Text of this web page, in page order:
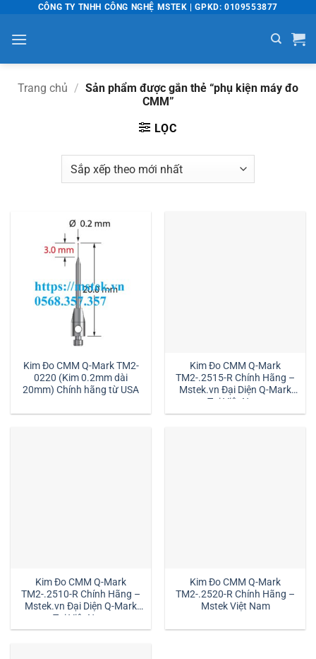
nội
dung
CÔNG TY TNHH CÔNG NGHỆ MSTEK | GPKD: 0109553877
Trang chủ / Sản phẩm được gắn thẻ “phụ kiện máy đo
CMM”
LỌC
Kim Đo CMM Q-Mark TM2-
0220 (Kim 0.2mm dài
20mm) Chính hãng từ USA
Kim Đo CMM Q-Mark
TM2-.2515-R Chính Hãng –
Mstek.vn Đại Diện Q-Mark
Tại Việt Nam
Kim Đo CMM Q-Mark
TM2-.2510-R Chính Hãng –
Mstek.vn Đại Diện Q-Mark
Tại Việt Nam
Kim Đo CMM Q-Mark
TM2-.2520-R Chính Hãng –
Mstek Việt Nam